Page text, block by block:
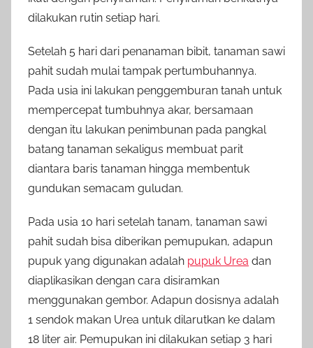
dilakukan rutin setiap hari.
Setelah 5 hari dari penanaman bibit, tanaman sawi
pahit sudah mulai tampak pertumbuhannya.
Pada usia ini lakukan penggemburan tanah untuk
mempercepat tumbuhnya akar, bersamaan
dengan itu lakukan penimbunan pada pangkal
batang tanaman sekaligus membuat parit
diantara baris tanaman hingga membentuk
gundukan semacam guludan.
Pada usia 10 hari setelah tanam, tanaman sawi
pahit sudah bisa diberikan pemupukan, adapun
pupuk yang digunakan adalah pupuk Urea dan
diaplikasikan dengan cara disiramkan
menggunakan gembor. Adapun dosisnya adalah
1 sendok makan Urea untuk dilarutkan ke dalam
18 liter air. Pemupukan ini dilakukan setiap 3 hari